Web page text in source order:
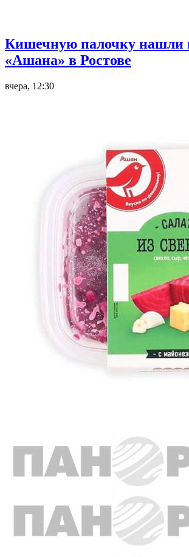
Кишечную палочку нашли
«Ашана» в Ростове
вчера, 12:30